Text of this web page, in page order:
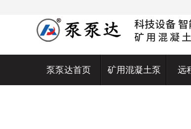
泵泵达首页 矿用混凝土泵 远